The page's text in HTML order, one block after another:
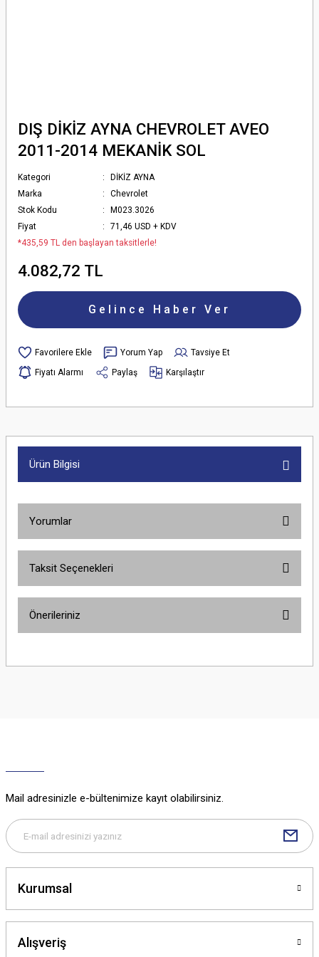
DIŞ DİKİZ AYNA CHEVROLET AVEO
2011-2014 MEKANİK SOL
Kategori
DİKİZ AYNA
Marka
Chevrolet
Stok Kodu
M023.3026
Fiyat
71,46 USD + KDV
*435,59 TL den başlayan taksitlerle!
4.082,72 TL
Gelince Haber Ver
Yorum Yap
Tavsiye Et
Fiyatı Alarmı
Paylaş Karşılaştır
Ürün Bilgisi
Yorumlar
Taksit Seçenekleri
Önerileriniz
yetersiz gördüğünüz noktaları öneri formunu kullanarak tarafımıza
Bu ürüne benzer farklı alternatifler olmalı.
Mail adresinizle e-bültenimize kayıt olabilirsiniz.
Kurumsal
Alışveriş